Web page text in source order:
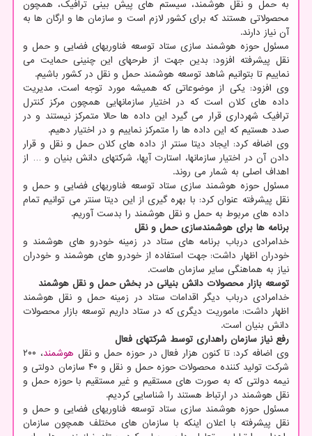
به حمل و نقل هوشمند، سیستم های پیش بینی ترافیک، همچون
محصولاتی هستند که برای کشور لازم است و سازمان ها و ارگان ها به
آن نیاز دارند.
مسئول حوزه هوشمند سازی ستاد توسعه فناوریهای فضایی و حمل و
نقل پیشرفته افزود: بدین جهت از طرحهای این چنینی حمایت می
نماییم تا بتوانیم شاهد توسعه هوشمند حمل و نقل در کشور باشیم.
وی افزود: یکی از موضوعاتی که همیشه مورد توجه است، مدیریت
داده های کلان است که در اختیار سازمانهایی همچون مرکز کنترل
ترافیک شهرداری قرار می گیرد این داده ها حالا متمرکز نیستند و در
صدد هستیم که این داده ها را متمرکز نماییم و در اختیار دهیم.
وی اضافه کرد: ایجاد دیتا سنتر از داده های کلان حمل و نقل و قرار
دادن آن در اختیار سازمانها، استارت آپها، شرکتهای دانش بنیان و … از
اهداف اصلی به شمار می روند.
مسئول حوزه هوشمند سازی ستاد توسعه فناوریهای فضایی و حمل و
نقل پیشرفته عنوان کرد: با بهره گیری از این دیتا سنتر می توانیم تمام
داده های مربوط به حمل و نقل هوشمند را بدست آوریم.
برنامه ها برای هوشمندسازی حمل و نقل
خدامرادی درباب برنامه های ستاد در زمینه خودرو های هوشمند و
خودران اظهار داشت: جهت استفاده از خودرو های هوشمند و خودران
نیاز به هماهنگی سایر سازمان هاست.
توسعه بازار محصولات دانش بنیانی در بخش حمل و نقل هوشمند
خدامرادی درباب دیگر اقدامات ستاد در زمینه حمل و نقل هوشمند
اظهار داشت: ماموریت دیگری که در ستاد داریم توسعه بازار محصولات
دانش بنیان است.
رفع نیاز سازمان راهداری توسط شرکتهای فعال
وی اضافه کرد: تا کنون هزار فعال در حوزه حمل و نقل هوشمند ، ۲۰۰
شرکت تولید کننده محصولات حوزه حمل و نقل و ۴۰ سازمان دولتی و
نیمه دولتی که به صورت های مستقیم و غیر مستقیم با حوزه حمل و
نقل هوشمند در ارتباط هستند را شناسایی کردیم.
مسئول حوزه هوشمند سازی ستاد توسعه فناوریهای فضایی و حمل و
نقل پیشرفته با اعلان اینکه با سازمان های مختلف همچون سازمان